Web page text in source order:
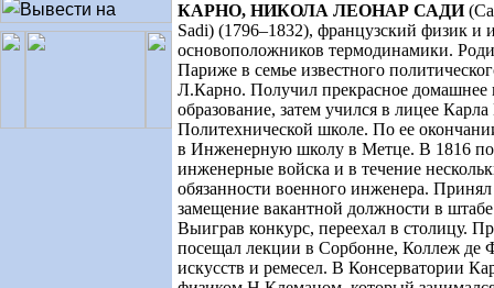
КАРНО, НИКОЛА ЛЕОНАР САДИ (
Sadi) (1796–1832), французский физик и
основоположников термодинамики.
Париже в семье известного
Л.Карно. Получил прекрасное домашнее
образование, затем учился в лицее
Политехнической школе. По ее
в Инженерную школу в Метце. В 1816
инженерные войска и в течение
обязанности военного инженера. Принял
замещение вакантной должности в
Выиграв конкурс, переехал в столицу.
посещал лекции в Сорбонне, Коллеж де
искусств и ремесел. В Консерватории